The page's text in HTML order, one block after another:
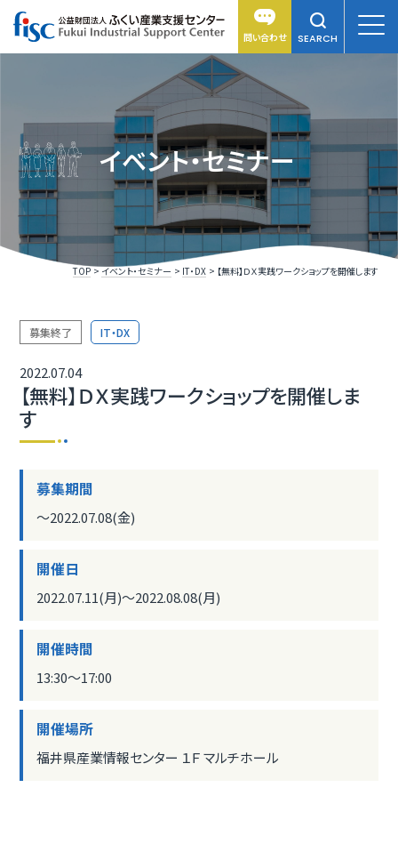
問い合わせ SEARCH
イベント・セミナー
TOP イベント・セミナー IT・DX 【無料】ＤＸ実践ワークショップを開催します
募集終了 IT・DX
2022.07.04
【無料】ＤＸ実践ワークショップを開催しま
す
募集期間
〜2022.07.08(金)
開催日
2022.07.11(月)〜2022.08.08(月)
開催時間
13:30〜17:00
開催場所
福井県産業情報センター １Ｆ マルチホール